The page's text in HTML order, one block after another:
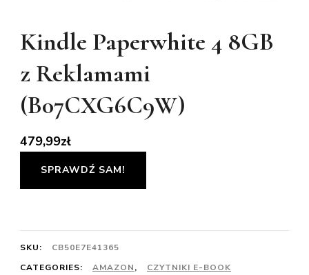
Kindle Paperwhite 4 8GB
z Reklamami
(B07CXG6C9W)
479,99zł
SPRAWDŹ SAM!
SKU:
CB50E7E41365
CATEGORIES:
AMAZON,
CZYTNIKI E-BOOK